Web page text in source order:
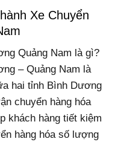
Xe Chuyển
Quảng Nam là gì?
– Quảng Nam là
hai tỉnh Bình Dương
chuyển hàng hóa
khách hàng tiết kiệm
hàng hóa số lượng